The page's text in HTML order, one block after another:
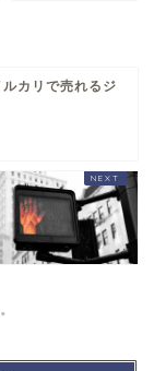
カリで売れるジ